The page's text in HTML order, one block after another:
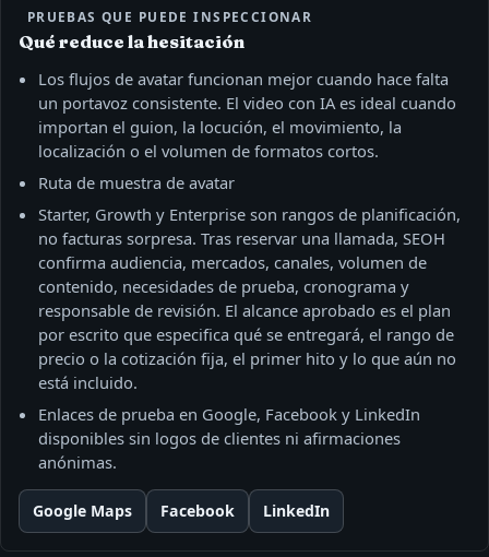
PRUEBAS QUE PUEDE INSPECCIONAR
Qué reduce la hesitación
Los flujos de avatar funcionan mejor cuando hace falta
un portavoz consistente. El video con IA es ideal cuando
importan el guion, la locución, el movimiento, la
localización o el volumen de formatos cortos.
Ruta de muestra de avatar
Starter, Growth y Enterprise son rangos de planificación,
no facturas sorpresa. Tras reservar una llamada, SEOH
confirma audiencia, mercados, canales, volumen de
contenido, necesidades de prueba, cronograma y
responsable de revisión. El alcance aprobado es el plan
por escrito que especifica qué se entregará, el rango de
precio o la cotización fija, el primer hito y lo que aún no
está incluido.
Enlaces de prueba en Google, Facebook y LinkedIn
disponibles sin logos de clientes ni afirmaciones
anónimas.
Google Maps Facebook LinkedIn